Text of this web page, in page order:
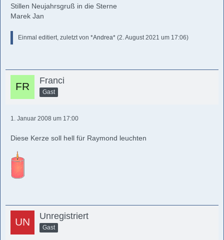
Stillen Neujahrsgruß in die Sterne
Marek Jan
Einmal editiert, zuletzt von *Andrea* (2. August 2021 um 17:06)
Franci
Gast
1. Januar 2008 um 17:00
Diese Kerze soll hell für Raymond leuchten
Unregistriert
Gast